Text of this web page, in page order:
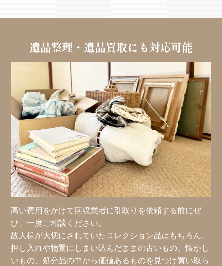
遺品整理・遺品買取にも対応可能
高い費用をかけて回収業者に引取りを依頼する前にぜ
ひ、一度ご相談ください。
故人様が大切にされていたコレクション品はもちろん、
押し入れや物置にしまい込んだままの古いもの、懐かし
いもの、処分品の中から価値あるものを見つけ買い取ら